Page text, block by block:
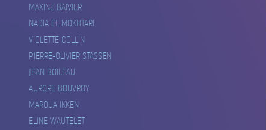
MAXINE BAIVIER
NADIA EL MOKHTARI
VIOLETTE COLLIN
PIERRE-OLIVIER STASSEN
JEAN BOILEAU
AURORE BOUVROY
MAROUA IKKEN
ELINE WAUTELET